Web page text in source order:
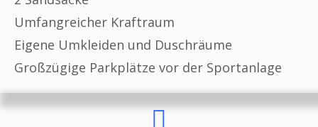
Umfangreicher Kraftraum
Eigene Umkleiden und Duschräume
Großzügige Parkplätze vor der Sportanlage